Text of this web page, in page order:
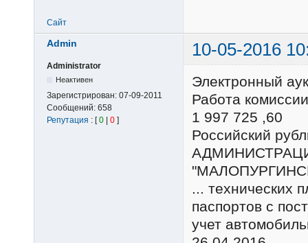
Сайт
Admin 10-05-2016
Administrator
Неактивен
Зарегистрирован: 07-09-2011
Сообщений: 658
Репутация : [0 0 ]
Электронный
Работа
1 997 725 ,60
Российский
... технических
паспортов с
учет